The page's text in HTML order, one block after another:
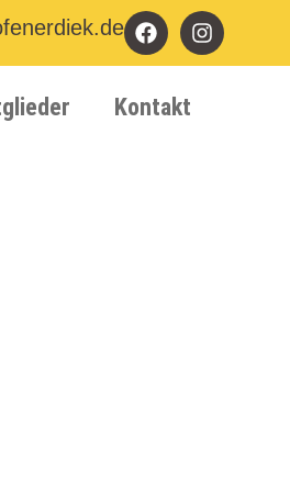
Kontakt